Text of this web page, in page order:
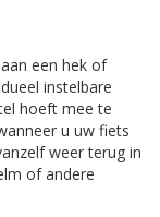
een hek of
instelbare
hoeft mee te
u uw fiets
weer terug in
of andere